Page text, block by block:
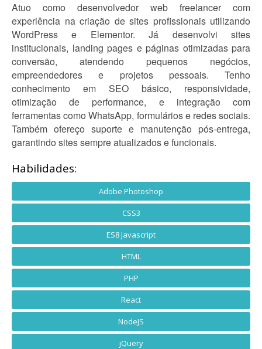
Atuo como desenvolvedor web freelancer com
experiência na criação de sites profissionais utilizando
WordPress e Elementor. Já desenvolvi sites
institucionais, landing pages e páginas otimizadas para
conversão, atendendo pequenos negócios,
empreendedores e projetos pessoais. Tenho
conhecimento em SEO básico, responsividade,
otimização de performance, e integração com
ferramentas como WhatsApp, formulários e redes sociais.
Também ofereço suporte e manutenção pós-entrega,
garantindo sites sempre atualizados e funcionais.
Habilidades:
Adobe Photoshop
CSS3
ES8 Javascript
HTML
PHP
React
NodeJS
jQuery